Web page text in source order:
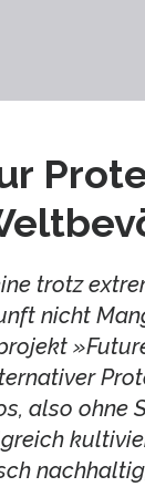
trotz
nicht
also ohne